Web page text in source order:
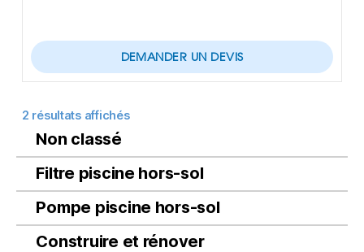
DEMANDER UN DEVIS
2 résultats affichés
Non classé
Filtre piscine hors-sol
Pompe piscine hors-sol
Construire et rénover